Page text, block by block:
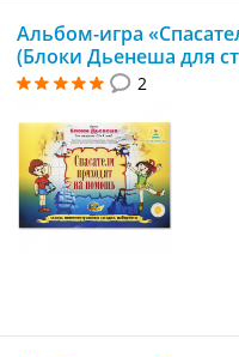
Альбом-игра
(Блоки Дьенеша для
2